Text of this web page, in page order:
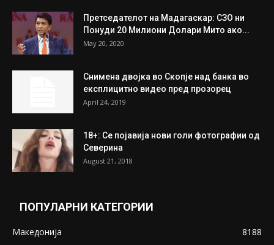
Претседателот на Мадагаскар: СЗО ни
Понуди 20 Милиони Долари Мито ако...
May 20, 2020
Снимена двојка во Скопје над банка во
експлицитно видео пред прозорец
April 24, 2019
18+: Се појавија нови голи фотографии од
Северина
August 21, 2018
ПОПУЛАРНИ КАТЕГОРИИ
Македонија
8188